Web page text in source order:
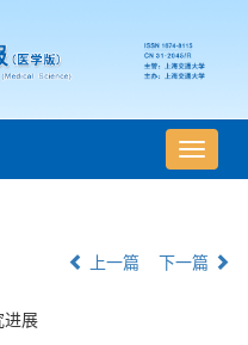
导
航
上一篇 下一篇
进展